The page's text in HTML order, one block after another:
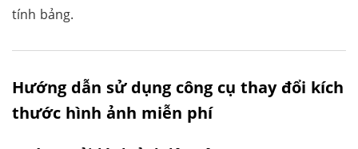
tính bảng.
Hướng dẫn sử dụng công cụ thay đổi kích
thước hình ảnh miễn phí